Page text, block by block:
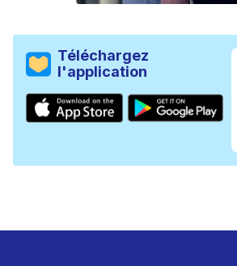
Téléchargez
l'application